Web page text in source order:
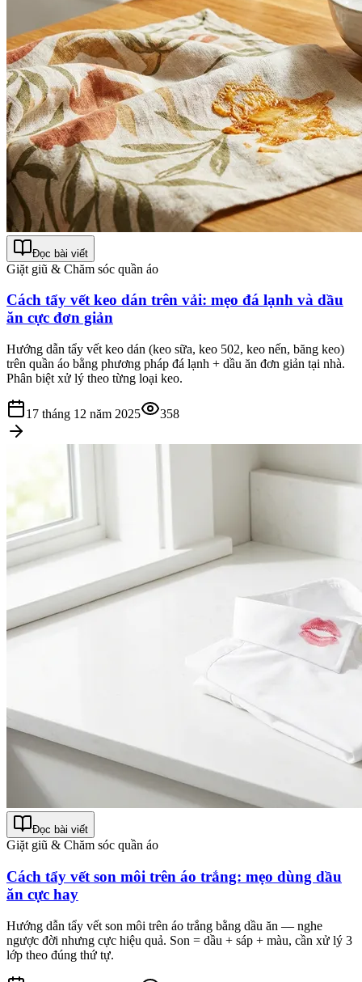
Đọc bài viết
Giặt giũ & Chăm sóc quần áo
Cách tẩy vết keo dán trên vải: mẹo đá lạnh và dầu
ăn cực đơn giản
Hướng dẫn tẩy vết keo dán (keo sữa, keo 502, keo nến, băng keo)
trên quần áo bằng phương pháp đá lạnh + dầu ăn đơn giản tại nhà.
Phân biệt xử lý theo từng loại keo.
17 tháng 12 năm 2025 358
Đọc bài viết
Giặt giũ & Chăm sóc quần áo
Cách tẩy vết son môi trên áo trắng: mẹo dùng dầu
ăn cực hay
Hướng dẫn tẩy vết son môi trên áo trắng bằng dầu ăn — nghe
ngược đời nhưng cực hiệu quả. Son = dầu + sáp + màu, cần xử lý 3
lớp theo đúng thứ tự.